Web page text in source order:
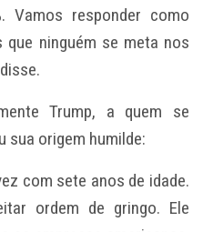
Vamos responder como
ninguém se meta nos
Trump, a quem se
sua origem humilde:
com sete anos de idade.
ordem de gringo. Ele